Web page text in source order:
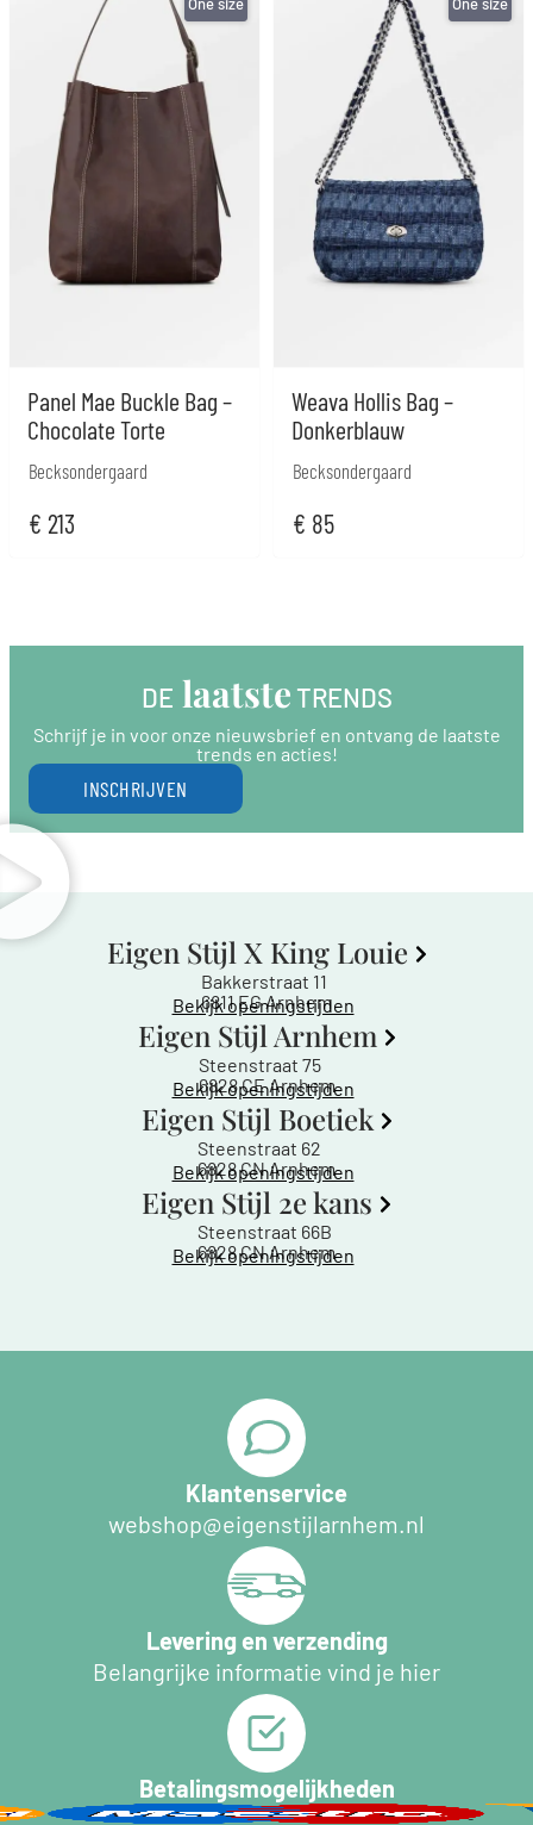
Panel Mae Buckle Bag –
Chocolate Torte
Becksondergaard
€ 213
Weava Hollis Bag –
Donkerblauw
Becksondergaard
€ 85
DE laatste TRENDS
Schrijf je in voor onze nieuwsbrief en ontvang de laatste
trends en acties!
INSCHRIJVEN
Eigen Stijl X King Louie
Bakkerstraat 11
6811 EG Arnhem
Bekijk openingstijden
Eigen Stijl Arnhem
Steenstraat 75
6828 CE Arnhem
Bekijk openingstijden
Eigen Stijl Boetiek
Steenstraat 62
6828 CN Arnhem
Bekijk openingstijden
Eigen Stijl 2e kans
Steenstraat 66B
6828 CN Arnhem
Bekijk openingstijden
Klantenservice
webshop@eigenstijlarnhem.nl
Levering en verzending
Belangrijke informatie vind je hier
Betalingsmogelijkheden